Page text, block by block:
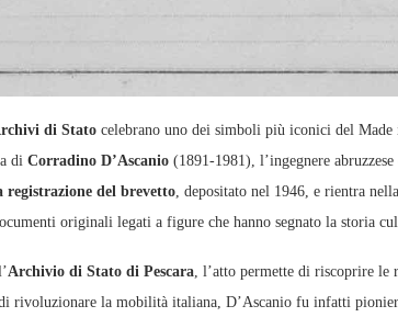
di Stato celebrano uno dei simboli più iconici del
di Corradino D’Ascanio (1891‑1981), l’ingegnere
registrazione del brevetto, depositato nel 1946, e rientra
originali legati a figure che hanno segnato la storia
Archivio di Stato di Pescara, l’atto permette di riscoprire le
rivoluzionare la mobilità italiana, D’Ascanio fu infatti